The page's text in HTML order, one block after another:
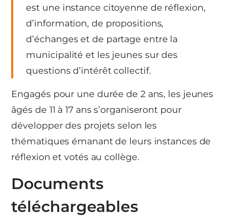
est une instance citoyenne de réflexion,
d’information, de propositions,
d’échanges et de partage entre la
municipalité et les jeunes sur des
questions d’intérêt collectif.
Engagés pour une durée de 2 ans, les jeunes
âgés de 11 à 17 ans s’organiseront pour
développer des projets selon les
thématiques émanant de leurs instances de
réflexion et votés au collège.
Documents
téléchargeables